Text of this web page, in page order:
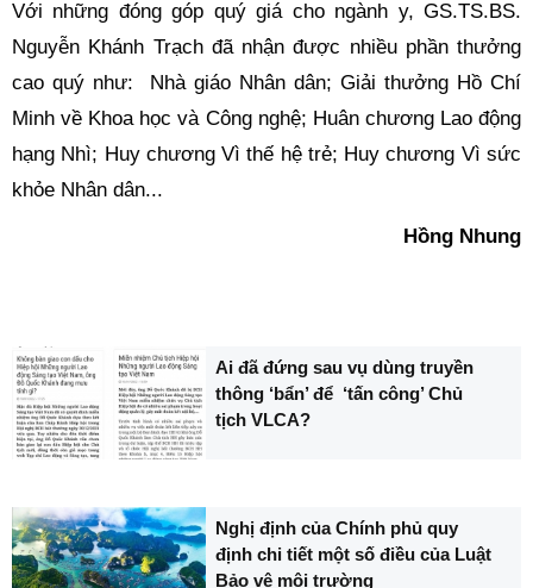
Với những đóng góp quý giá cho ngành y, GS.TS.BS.
Nguyễn Khánh Trạch đã nhận được nhiều phần thưởng
cao quý như: Nhà giáo Nhân dân; Giải thưởng Hồ Chí
Minh về Khoa học và Công nghệ; Huân chương Lao động
hạng Nhì; Huy chương Vì thế hệ trẻ; Huy chương Vì sức
khỏe Nhân dân...
Hồng Nhung
Ai đã đứng sau vụ dùng truyền
thông ‘bẩn’ để ‘tấn công’ Chủ
tịch VLCA?
Nghị định của Chính phủ quy
định chi tiết một số điều của Luật
Bảo vệ môi trường